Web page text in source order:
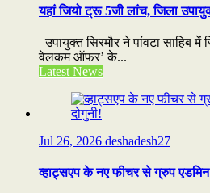
यहां जियो ट्रू 5जी लांच, जिला
उपायुक्त सिरमौर ने पांवटा साहिब में
वेलकम ऑफर’ के...
Latest News
Jul 26, 2026 deshadesh27
व्हाट्सएप के नए फीचर से ग्रुप एडमिन